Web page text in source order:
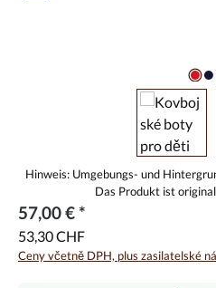
57,00 € *
53,30 CHF
Ceny včetně DPH, plus zasilatelské